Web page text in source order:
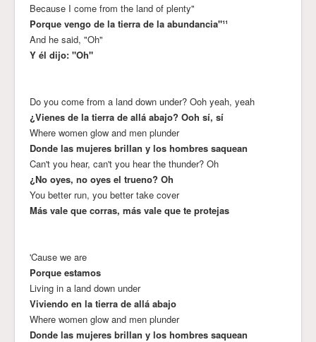
Because I come from the land of plenty"
Porque vengo de la tierra de la abundancia"¹¹
And he said, "Oh"
Y él dijo: "Oh"
Do you come from a land down under? Ooh yeah, yeah
¿Vienes de la tierra de allá abajo? Ooh sí, sí
Where women glow and men plunder
Donde las mujeres brillan y los hombres saquean
Can't you hear, can't you hear the thunder? Oh
¿No oyes, no oyes el trueno? Oh
You better run, you better take cover
Más vale que corras, más vale que te protejas
'Cause we are
Porque estamos
Living in a land down under
Viviendo en la tierra de allá abajo
Where women glow and men plunder
Donde las mujeres brillan y los hombres saquean